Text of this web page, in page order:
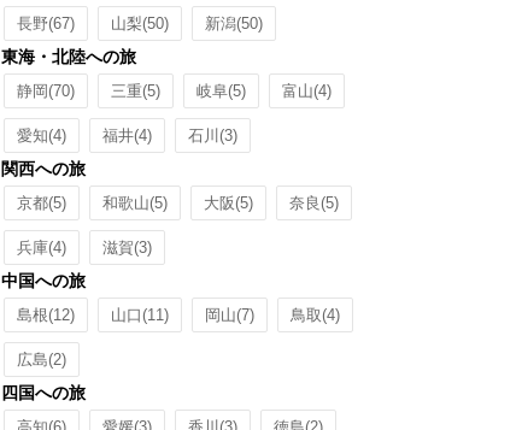
長野(67) 山梨(50) 新潟(50)
東海・北陸への旅
静岡(70) 三重(5) 岐阜(5) 富山(4)
愛知(4) 福井(4) 石川 (3)
関西への旅
京都(5) 和歌山(5) 大阪(5) 奈良(5)
兵庫(4) 滋賀(3)
中国への旅
島根(12) 山口(11) 岡山(7) 鳥取(4)
広島(2)
四国への旅